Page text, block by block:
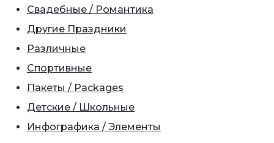
Свадебные / Романтика
Другие Праздники
Различные
Спортивные
Пакеты / Packages
Детские / Школьные
Инфографика / Элементы